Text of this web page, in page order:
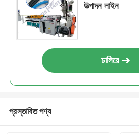
উত্পাদন লাইন
চালিয়ে
প্রস্তাবিত পণ্য